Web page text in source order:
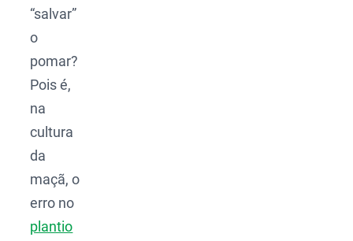
“salvar”
o
pomar?
Pois é,
na
cultura
da
maçã, o
erro no
plantio